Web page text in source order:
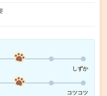
しずか
コツコツ